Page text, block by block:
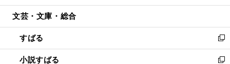
開
ウ
開
く
ン
ウ
で
開
く
ウ
ン
ド
ウ
で
文芸・文庫・総合
すばる
新
し
い
小説すばる
新